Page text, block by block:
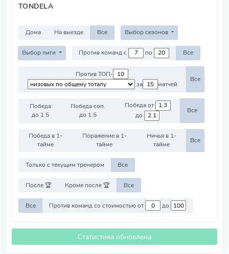
TONDELA
Дома На выезде Все Выбор сезонов
Выбор лиги Против команд с по Все
Против ТОП-
за
матчей
Все
Победа
до 1.5
Победа соп.
до 1.5
Победа от
до
Все
Победа в 1-
тайме
Поражение в 1-
тайме
Ничья в 1-
тайме
Все
Только с текущим тренером Все
После 🏆 Кроме после 🏆 Все
Все Против команд со стоимостью от до
Статистика обновлена